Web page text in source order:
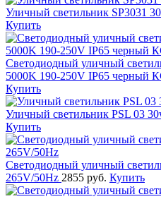
Уличный светильник SP3031
Купить
Светодиодный уличный
5000K 190-250V IP65
Купить
Уличный светильник PSL 03
Купить
Светодиодный уличный
265V/50Hz 2855 руб. Купить